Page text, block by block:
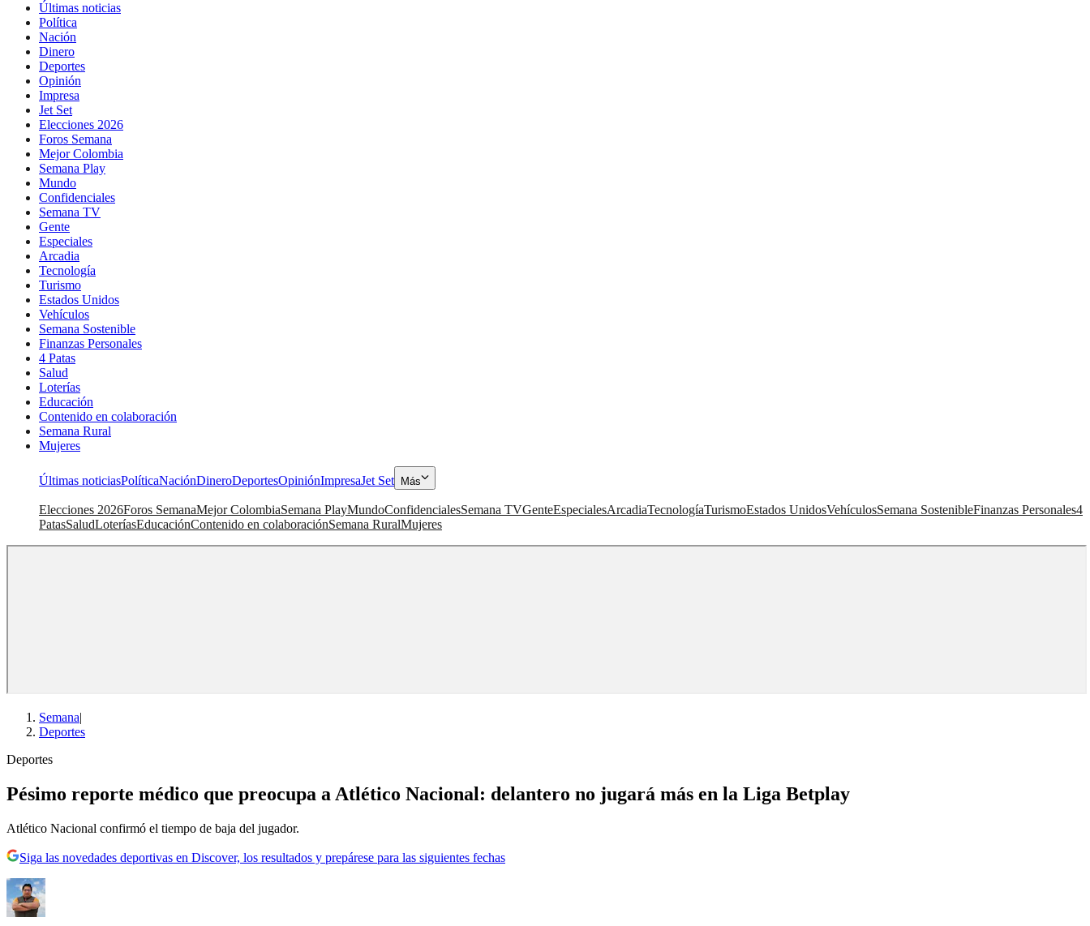
Últimas noticias
Política
Nación
Dinero
Deportes
Opinión
Impresa
Jet Set
Elecciones 2026
Foros Semana
Mejor Colombia
Semana Play
Mundo
Confidenciales
Semana TV
Gente
Especiales
Arcadia
Tecnología
Turismo
Estados Unidos
Vehículos
Semana Sostenible
Finanzas Personales
4 Patas
Salud
Loterías
Educación
Contenido en colaboración
Semana Rural
Mujeres
Últimas noticiasPolíticaNaciónDineroDeportesOpiniónImpresaJet Set Más
Elecciones 2026Foros SemanaMejor ColombiaSemana PlayMundoConfidencialesSemana TVGenteEspecialesArcadiaTecnologíaTurismoEstados UnidosVehículosSemana SostenibleFinanzas Personales4
PatasSaludLoteríasEducaciónContenido en colaboraciónSemana RuralMujeres
Semana|
Deportes
Deportes
Pésimo reporte médico que preocupa a Atlético Nacional: delantero no jugará más en la Liga Betplay
Atlético Nacional confirmó el tiempo de baja del jugador.
Siga las novedades deportivas en Discover, los resultados y prepárese para las siguientes fechas